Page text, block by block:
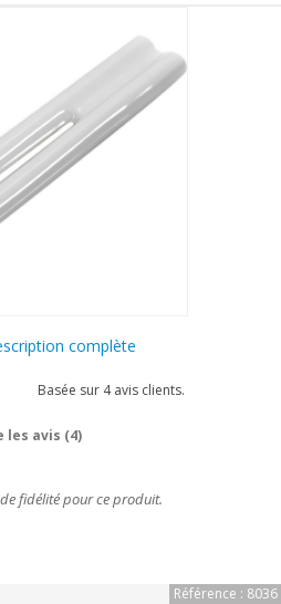
complète
Basée sur 4avis clients.
les avis (4)
fidélité pour ce produit.
Référence : 8036